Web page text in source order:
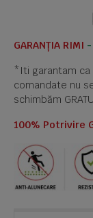
GARANȚIA RIMI -
*Iti garantam ca
comandate nu
schimbăm
100% Potrivire